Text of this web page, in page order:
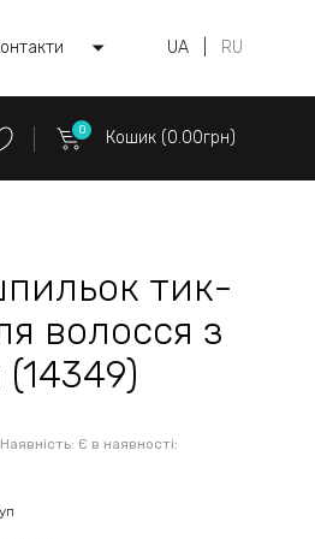
UA RU
0 Кошик (0.00грн)
тик-
волосся з
Наявність: Є в наявності: